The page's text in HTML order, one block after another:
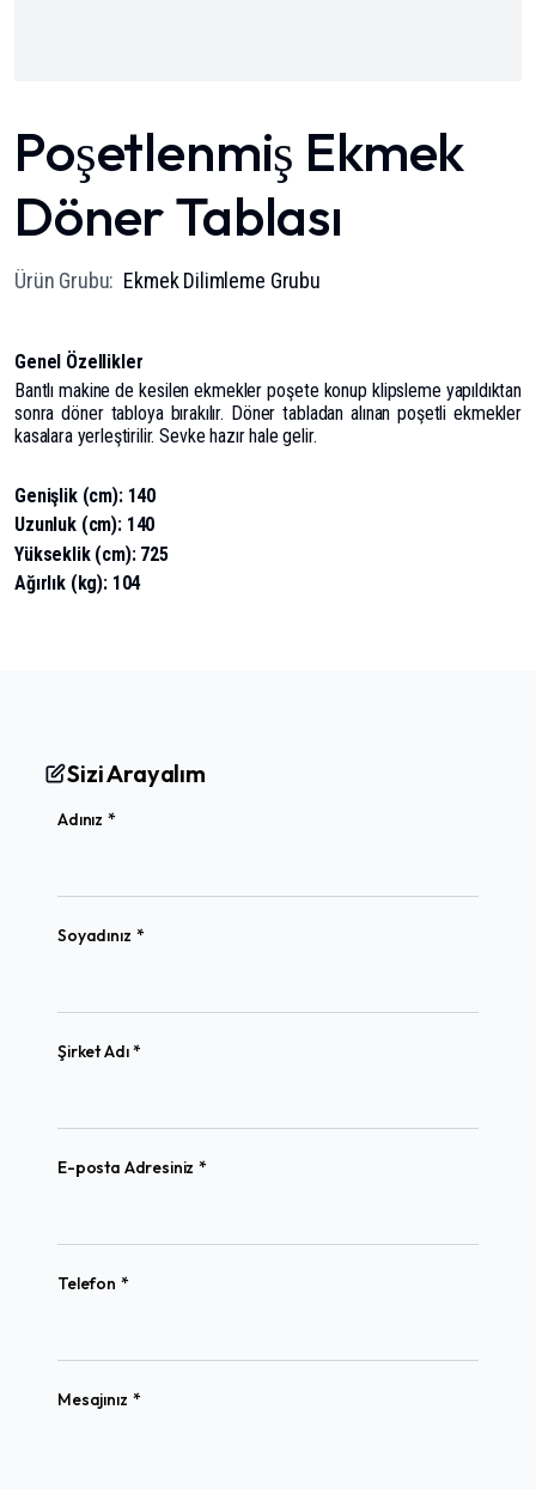
Poşetlenmiş Ekmek
Döner Tablası
Ürün Grubu: Ekmek Dilimleme Grubu
Genel Özellikler
Bantlı makine de kesilen ekmekler poşete konup klipsleme yapıldıktan
sonra döner tabloya bırakılır. Döner tabladan alınan poşetli ekmekler
kasalara yerleştirilir. Sevke hazır hale gelir.
Genişlik (cm): 140
Uzunluk (cm): 140
Yükseklik (cm): 725
Ağırlık (kg): 104
Sizi Arayalım
Adınız *(required)
Soyadınız *(required)
Şirket Adı *
E-posta Adresiniz *
Telefon *(required)
Mesajınız *(required)